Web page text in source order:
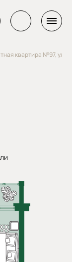
квартира №97, ул.